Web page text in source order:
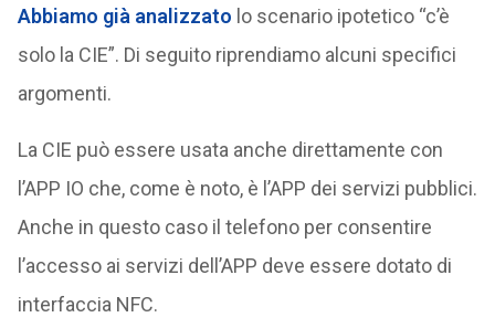
Abbiamo già analizzato lo scenario ipotetico “c’è
solo la CIE”. Di seguito riprendiamo alcuni specifici
argomenti.
La CIE può essere usata anche direttamente con
l’APP IO che, come è noto, è l’APP dei servizi pubblici.
Anche in questo caso il telefono per consentire
l’accesso ai servizi dell’APP deve essere dotato di
interfaccia NFC.